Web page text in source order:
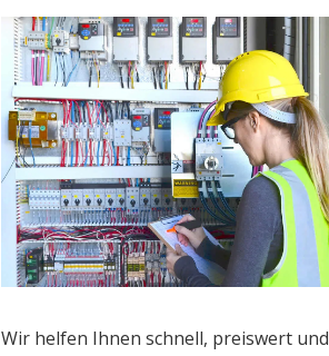
Wir helfen Ihnen schnell, preiswert und